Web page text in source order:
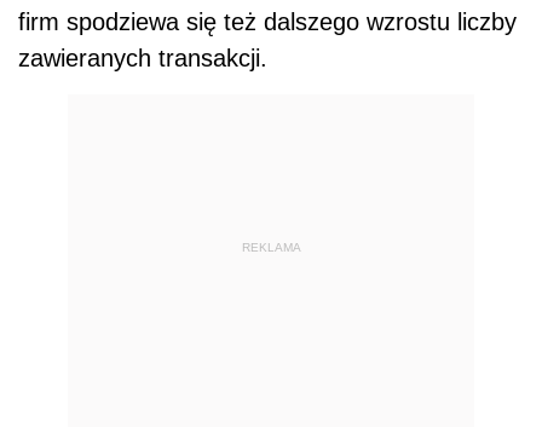
firm spodziewa się też dalszego wzrostu liczby
zawieranych transakcji.
REKLAMA